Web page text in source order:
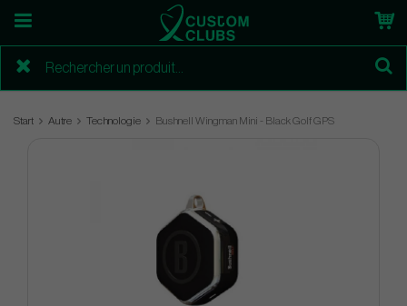
Start Autre Technologie Bushnell Wingman Mini - Black Golf GPS